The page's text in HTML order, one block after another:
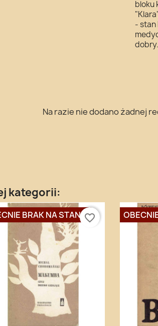
bloku
- stan
dobry.
Na razie nie dodano żadnej
kategorii:
BRAK NA STANIEfavorite_border